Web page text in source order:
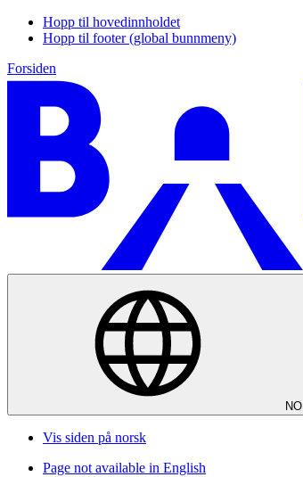
Hopp til hovedinnholdet
Hopp til footer (global bunnmeny)
Forsiden
NO
Vis siden på norsk
Page not available in English